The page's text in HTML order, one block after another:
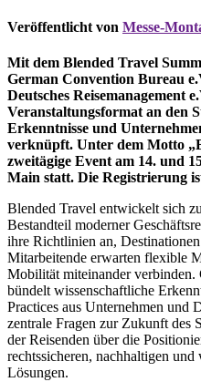
Veröffentlicht von Messe-
Mit dem Blended Travel
German Convention Bureau
Deutsches Reisemanagement
Veranstaltungsformat an den
Erkenntnisse und
verknüpft. Unter dem Motto
zweitägige Event am 14. und
Main statt. Die Registrierung
Blended Travel entwickelt sich
Bestandteil moderner
ihre Richtlinien an,
Mitarbeitende erwarten flexible
Mobilität miteinander verbinden.
bündelt wissenschaftliche
Practices aus Unternehmen und
zentrale Fragen zur Zukunft des
der Reisenden über die
rechtssicheren, nachhaltigen
Lösungen.